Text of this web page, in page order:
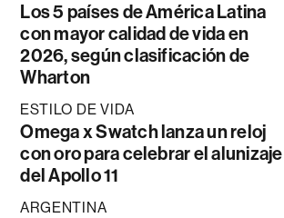
Los 5 países de América Latina
con mayor calidad de vida en
2026, según clasificación de
Wharton
ESTILO DE VIDA
Omega x Swatch lanza un reloj
con oro para celebrar el alunizaje
del Apollo 11
ARGENTINA